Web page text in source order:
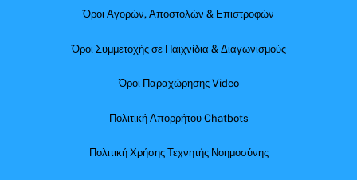
Όροι Αγορών, Αποστολών & Επιστροφών
Όροι Συμμετοχής σε Παιχνίδια & Διαγωνισμούς
Όροι Παραχώρησης Video
Πολιτική Απορρήτου Chatbots
Πολιτική Χρήσης Τεχνητής Νοημοσύνης